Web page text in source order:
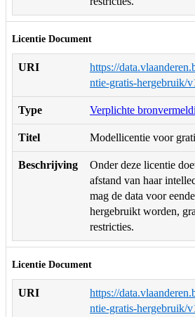
Licentie Document
URI
https://
ntie-gratis-hergebruik/
Type Verplichte
Titel Modellicentie voor
Beschrijving
Onder deze licentie
afstand van haar
mag de data voor
hergebruikt worden,
restricties.
Licentie Document
URI
https://
ntie-gratis-hergebruik/